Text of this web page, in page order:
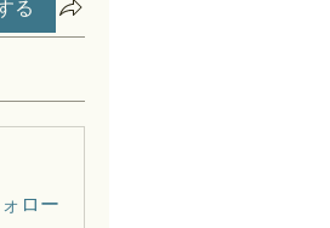
る
ロー